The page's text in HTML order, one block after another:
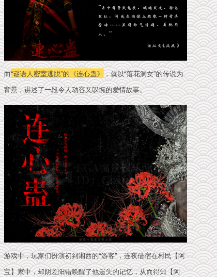
而“谜语人密室逃脱”的 《连心蛊》 ，就以“落花洞女”的传说为
背景，讲述了一段令人动容又叹惋的爱情故事。
游戏中，玩家们扮演初到湘西的“游客”，连夜借宿在村民【阿
宝】家中，却阴差阳错唤醒了他遗失的记忆，从而得知【阿